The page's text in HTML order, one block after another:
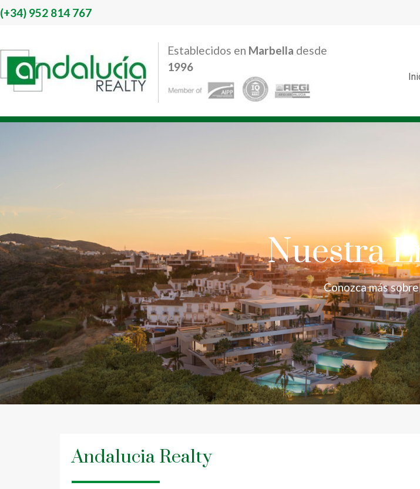
(+34) 952 814 767
Establecidos en Marbella desde
1996
Nuestra
Conozca más
Andalucia Realty